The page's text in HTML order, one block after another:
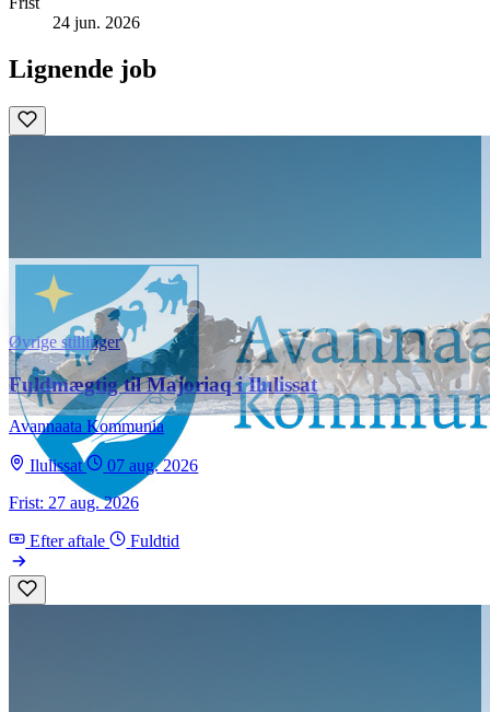
24 jun. 2026
Lignende job
Øvrige stillinger
Fuldmægtig til Majoriaq i Ilulissat
Avannaata Kommunia
Ilulissat
07 aug. 2026
Frist: 27 aug. 2026
Efter aftale Fuldtid